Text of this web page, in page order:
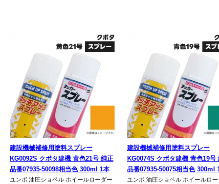
建設機械補修用塗料スプレー
KG0092S クボタ建機 黄色21号 純正
品番07935-50098相当色 300ml 1本
ユンボ 油圧ショベル ホイールローダー
建設機械補修用塗料スプレー
KG0074S クボタ建機 青色19号
品番07935-50075相当色 300ml
ユンボ 油圧ショベル ホイールロ